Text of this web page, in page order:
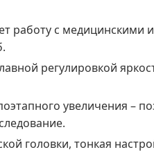
работу с медицинскими
регулировкой
увеличения –
головки, тонкая